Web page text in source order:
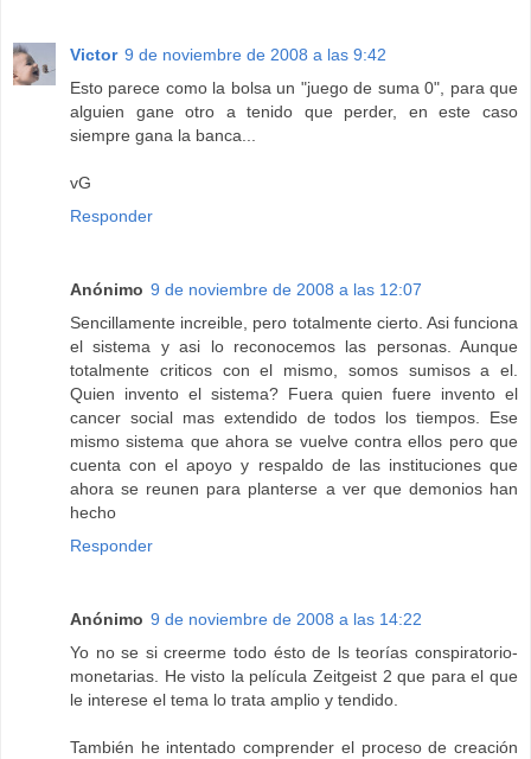
Victor 9 de noviembre de 2008 a las 9:42
Esto parece como la bolsa un "juego de suma 0", para que
alguien gane otro a tenido que perder, en este caso
siempre gana la banca...
vG
Responder
Anónimo 9 de noviembre de 2008 a las 12:07
Sencillamente increible, pero totalmente cierto. Asi funciona
el sistema y asi lo reconocemos las personas. Aunque
totalmente criticos con el mismo, somos sumisos a el.
Quien invento el sistema? Fuera quien fuere invento el
cancer social mas extendido de todos los tiempos. Ese
mismo sistema que ahora se vuelve contra ellos pero que
cuenta con el apoyo y respaldo de las instituciones que
ahora se reunen para planterse a ver que demonios han
hecho
Responder
Anónimo 9 de noviembre de 2008 a las 14:22
Yo no se si creerme todo ésto de ls teorías conspiratorio-
monetarias. He visto la película Zeitgeist 2 que para el que
le interese el tema lo trata amplio y tendido.
También he intentado comprender el proceso de creación